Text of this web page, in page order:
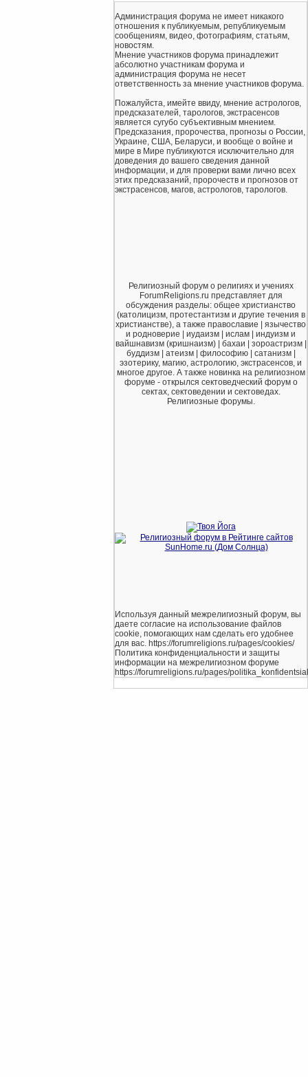
Администрация форума не имеет никакого
отношения к публикуемым, републикуемым
сообщениям, видео, фотографиям, статьям,
новостям.
Мнение участников форума принадлежит
абсолютно участникам форума и
администрация форума не несет
ответственность за мнение участников форума.
Пожалуйста, имейте ввиду, мнение астрологов,
предсказателей, тарологов, экстрасенсов
является сугубо субъективным мнением.
Предсказания, пророчества, прогнозы о России,
Украине, США, Беларуси, и вообще о войне и
мире в Мире публикуются исключительно для
доведения до вашего сведения данной
информации, и для проверки вами лично всех
этих предсказаний, пророчеств и прогнозов от
экстрасенсов, магов, астрологов, тарологов.
Религиозный форум о религиях и учениях
ForumReligions.ru представляет для
обсуждения разделы: общее христианство
(католицизм, протестантизм и другие течения в
христианстве), а также православие | язычество
и родноверие | иудаизм | ислам | индуизм и
вайшнавизм (кришнаизм) | бахаи | зороастризм |
буддизм | атеизм | философию | сатанизм |
эзотерику, магию, астрологию, экстрасенсов, и
многое другое. А также новинка на религиозном
форуме - открылся сектоведческий форум о
сектах, сектоведении и сектоведах.
Религиозные форумы.
Используя данный межрелигиозный форум, вы
даете согласие на использование файлов
cookie, помогающих нам сделать его удобнее
для вас. https://forumreligions.ru/pages/cookies/
Политика конфиденциальности и защиты
информации на межрелигиозном форуме
https://forumreligions.ru/pages/